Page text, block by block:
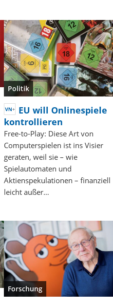
Politik
EU will Onlinespiele
kontrollieren
Free-to-Play: Diese Art von
Computerspielen ist ins Visier
geraten, weil sie – wie
Spielautomaten und
Aktienspekulationen – finanziell
leicht außer…
Forschung